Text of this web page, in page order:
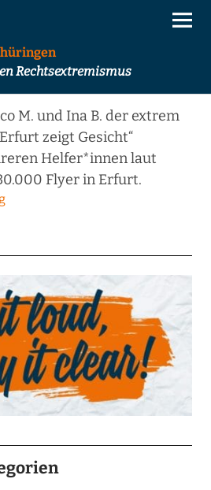
Rechtsextremismus
M. und Ina B. der extrem
zeigt Gesicht“
Helfer*innen laut
Flyer in Erfurt.